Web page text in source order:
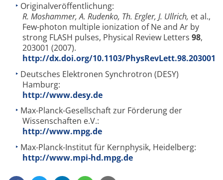
Originalveröffentlichung:
R. Moshammer, A. Rudenko, Th. Ergler, J. Ullrich, et al.,
Few-photon multiple ionization of Ne and Ar by
strong FLASH pulses, Physical Review Letters 98,
203001 (2007).
http://dx.doi.org/10.1103/PhysRevLett.98.203001
Deutsches Elektronen Synchrotron (DESY)
Hamburg:
http://www.desy.de
Max-Planck-Gesellschaft zur Förderung der
Wissenschaften e.V.:
http://www.mpg.de
Max-Planck-Institut für Kernphysik, Heidelberg:
http://www.mpi-hd.mpg.de